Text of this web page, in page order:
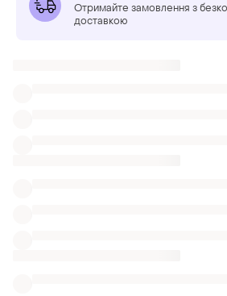
Отримайте замовлення з
доставкою